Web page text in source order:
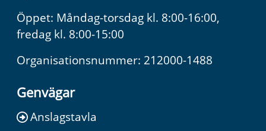
Öppet: Måndag-torsdag kl. 8:00-16:00,
fredag kl. 8:00-15:00
Organisationsnummer: 212000-1488
Genvägar
Anslagstavla